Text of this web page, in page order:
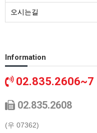
오시는길
Information
02.835.2606~7
02.835.2608
(우 07362)